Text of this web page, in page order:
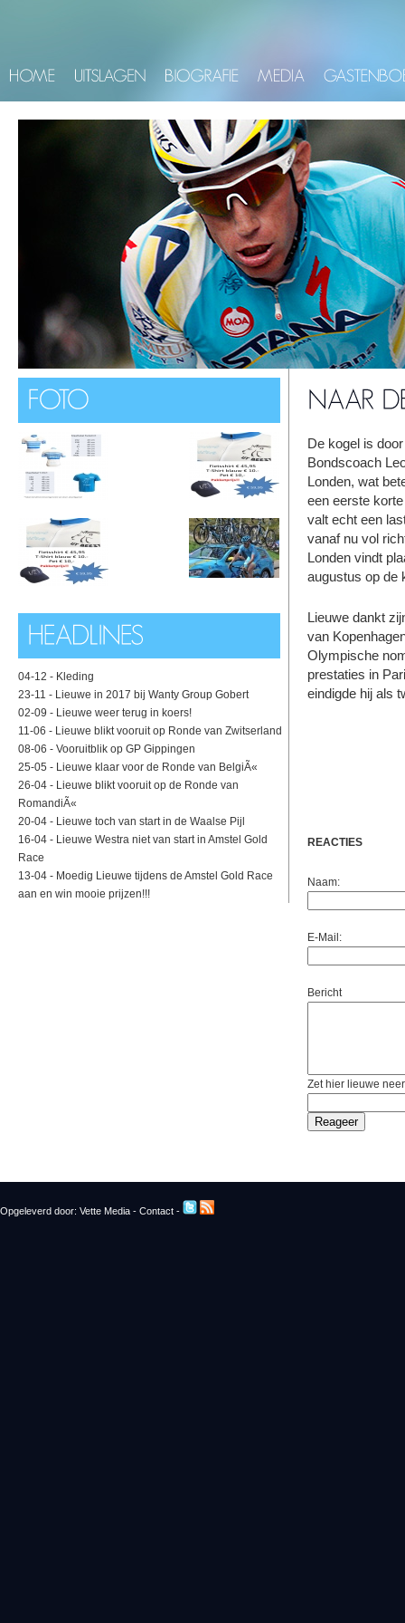
04-12 - Kleding
23-11 - Lieuwe in 2017 bij Wanty Group Gobert
02-09 - Lieuwe weer terug in koers!
11-06 - Lieuwe blikt vooruit op Ronde van Zwitserland
08-06 - Vooruitblik op GP Gippingen
25-05 - Lieuwe klaar voor de Ronde van BelgiÃ«
26-04 - Lieuwe blikt vooruit op de Ronde van
RomandiÃ«
20-04 - Lieuwe toch van start in de Waalse Pijl
16-04 - Lieuwe Westra niet van start in Amstel Gold
Race
13-04 - Moedig Lieuwe tijdens de Amstel Gold Race
aan en win mooie prijzen!!!
De kogel is
Bondscoach
Londen, wat
een eerste
valt echt een
vanaf nu vol
Londen vindt
augustus op de
Lieuwe dankt
van
Olympische
prestaties in
eindigde hij als
REACTIES
Naam:
E-Mail:
Bericht
Zet hier lieuwe
Opgeleverd door: Vette Media - Contact -